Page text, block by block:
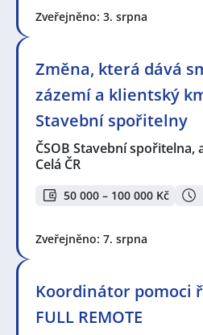
Zveřejněno: 3. srpna
Změna, která dává
zázemí a klientský
Stavební spořitelny
ČSOB Stavební spořitelna,
Celá ČR
50 000 – 100 000 Kč
Zveřejněno: 7. srpna
Koordinátor pomoci
FULL REMOTE